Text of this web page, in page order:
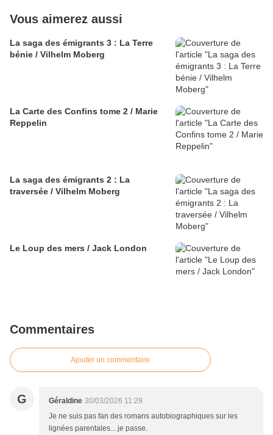
Vous aimerez aussi
La saga des émigrants 3 : La Terre
bénie / Vilhelm Moberg
La Carte des Confins tome 2 / Marie
Reppelin
La saga des émigrants 2 : La
traversée / Vilhelm Moberg
Le Loup des mers / Jack London
Commentaires
Ajouter un commentaire
G Géraldine 30/03/2026 11:29
Je ne suis pas fan des romans autobiographiques sur les
lignées parentales... je passe.